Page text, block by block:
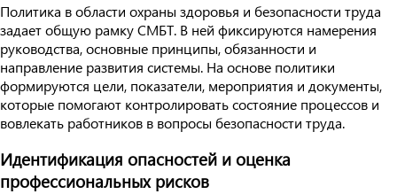
Политика в области охраны здоровья и безопасности труда
задает общую рамку СМБТ. В ней фиксируются намерения
руководства, основные принципы, обязанности и
направление развития системы. На основе политики
формируются цели, показатели, мероприятия и документы,
которые помогают контролировать состояние процессов и
вовлекать работников в вопросы безопасности труда.
Идентификация опасностей и оценка
профессиональных рисков